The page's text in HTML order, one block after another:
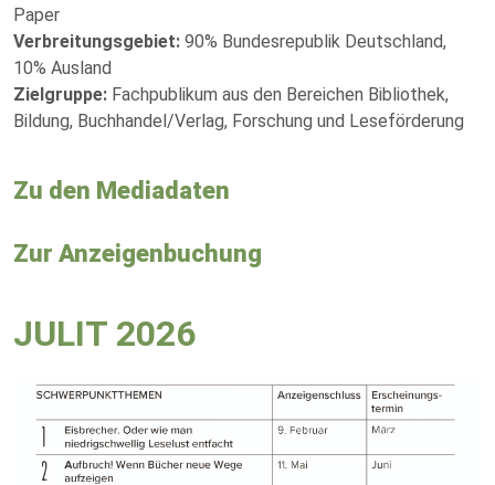
Paper
Verbreitungsgebiet: 90% Bundesrepublik Deutschland,
10% Ausland
Zielgruppe: Fachpublikum aus den Bereichen Bibliothek,
Bildung, Buchhandel/Verlag, Forschung und Leseförderung
Zu den Mediadaten
Zur Anzeigenbuchung
JULIT 2026